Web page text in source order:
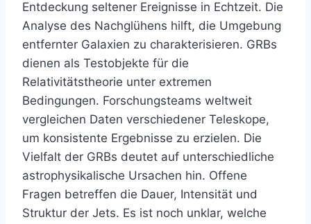
Entdeckung seltener Ereignisse in Echtzeit. Die
Analyse des Nachglühens hilft, die Umgebung
entfernter Galaxien zu charakterisieren. GRBs
dienen als Testobjekte für die
Relativitätstheorie unter extremen
Bedingungen. Forschungsteams weltweit
vergleichen Daten verschiedener Teleskope,
um konsistente Ergebnisse zu erzielen. Die
Vielfalt der GRBs deutet auf unterschiedliche
astrophysikalische Ursachen hin. Offene
Fragen betreffen die Dauer, Intensität und
Struktur der Jets. Es ist noch unklar, welche